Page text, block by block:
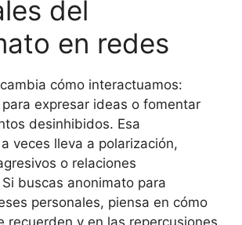
del
en redes
cómo interactuamos:
expresar ideas o fomentar
desinhibidos. Esa
veces lleva a polarización,
o relaciones
buscas anonimato para
personales, piensa en cómo
recuerden y en las repercusiones